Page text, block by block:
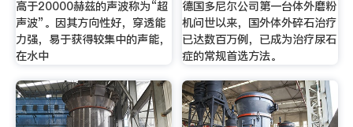
高于20000赫兹的声波称为“超
声波”。因其方向性好，穿透能
力强，易于获得较集中的声能，
在水中
德国多尼尔公司第一台体外磨粉
机问世以来，国外体外碎石治疗
已达数百万例，已成为治疗尿石
症的常规首选方法。